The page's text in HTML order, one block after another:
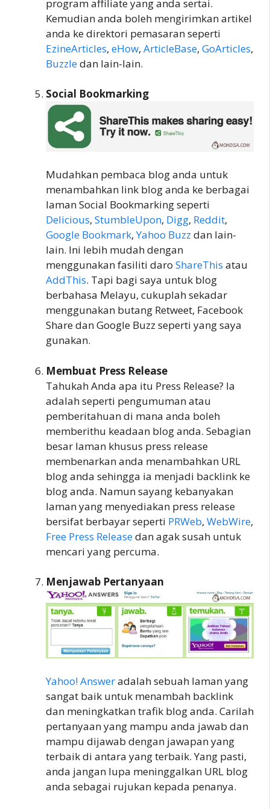
program affiliate yang anda sertai.
Kemudian anda boleh mengirimkan artikel
anda ke direktori pemasaran seperti
EzineArticles, eHow, ArticleBase, GoArticles,
Buzzledan lain-lain.
Social Bookmarking
Mudahkan pembaca blog anda untuk
menambahkan link blog anda ke berbagai
laman Social Bookmarking seperti
Delicious, StumbleUpon, Digg, Reddit,
Google Bookmark,Yahoo Buzz dan lain-
lain. Ini lebih mudah dengan
menggunakan fasiliti daro ShareThis atau
AddThis. Tapi bagi saya untuk blog
berbahasa Melayu, cukuplah sekadar
menggunakan butang Retweet, Facebook
Share dan Google Buzz seperti yang saya
gunakan.
Membuat Press Release
Tahukah Anda apa itu Press Release? Ia
adalah seperti pengumuman atau
pemberitahuan di mana anda boleh
memberithu keadaan blog anda. Sebagian
besar laman khusus press release
membenarkan anda menambahkan URL
blog anda sehingga ia menjadi backlink ke
blog anda. Namun sayang kebanyakan
laman yang menyediakan press release
bersifat berbayar seperti PRWeb, WebWire,
Free Press Releasedan agak susah untuk
mencari yang percuma.
Menjawab Pertanyaan
Yahoo! Answeradalah sebuah laman yang
sangat baik untuk menambah backlink
dan meningkatkan trafik blog anda. Carilah
pertanyaan yang mampu anda jawab dan
mampu dijawab dengan jawapan yang
terbaik di antara yang terbaik. Yang pasti,
anda jangan lupa meninggalkan URL blog
anda sebagai rujukan kepada penanya.